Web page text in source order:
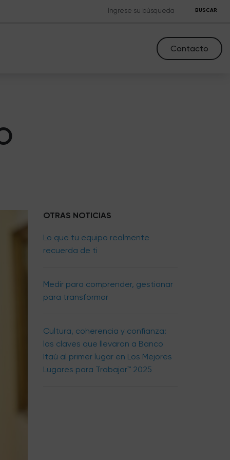
BUSCAR
Contacto
OTRAS NOTICIAS
Lo que tu equipo realmente
recuerda de ti
Medir para comprender, gestionar
para transformar
Cultura, coherencia y confianza:
las claves que llevaron a Banco
Itaú al primer lugar en Los Mejores
Lugares para Trabajar™ 2025